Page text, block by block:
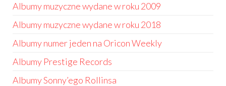
Albumy muzyczne wydane w roku 2009
Albumy muzyczne wydane w roku 2018
Albumy numer jeden na Oricon Weekly
Albumy Prestige Records
Albumy Sonny’ego Rollinsa